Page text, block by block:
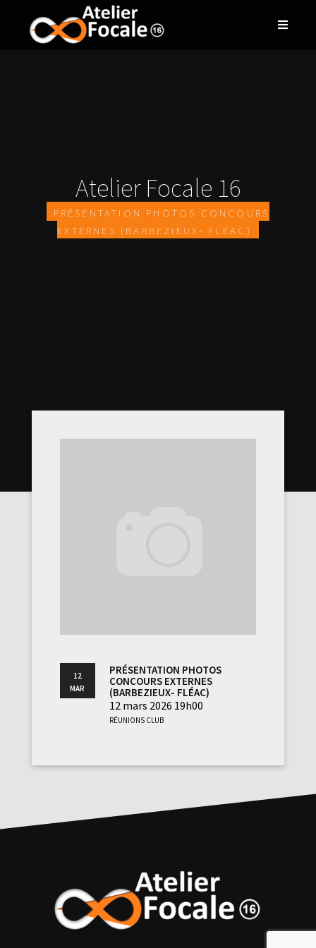
Atelier Focale 16
Présentation photos concours
externes (Barbezieux- Fléac)
12
Mar
Présentation photos
concours externes
(Barbezieux- Fléac)
12 mars 2026 19h00
Réunions club